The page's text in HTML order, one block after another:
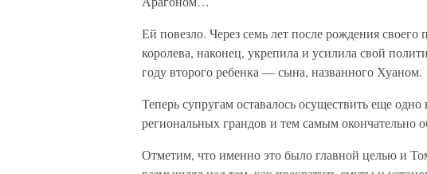
Ей повезло. Через семь лет после рождения
королева, наконец, укрепила и усилила свой
году второго ребенка — сына, названного Хуаном.
Теперь супругам оставалось осуществить еще
региональных грандов и тем самым окончательно
Отметим, что именно это было главной целью и